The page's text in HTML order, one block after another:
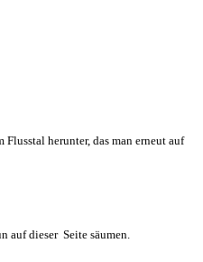
herunter, das man erneut auf
auf dieser Seite säumen.